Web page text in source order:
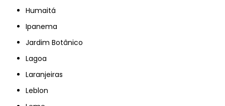
Humaitá
Ipanema
Jardim Botânico
Lagoa
Laranjeiras
Leblon